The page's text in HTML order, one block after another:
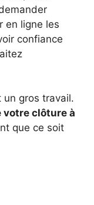
en ligne les
confiance
un gros travail.
votre clôture à
que ce soit